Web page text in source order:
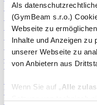
Als
(GymBeam s.r.o.)
Webseite zu
Inhalte und Anzeigen zu
unserer Webseite zu
von Anbietern aus
Wenn Sie auf „Alle
Fisch-Produkte
Fertiggerichte
Eier-Produkte
Brot & Gebäck
Hülsenfrüchte
Weitere Fitness-Foods
100 % Nussbutter
Süße Nussbutter